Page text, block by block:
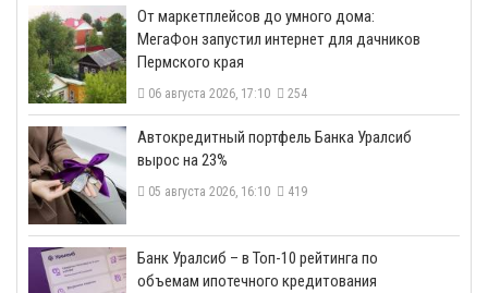
От маркетплейсов до умного дома:
МегаФон запустил интернет для дачников
Пермского края
06 августа 2026, 17:10 254
​Автокредитный портфель Банка Уралсиб
вырос на 23%
05 августа 2026, 16:10 419
​Банк Уралсиб – в Топ-10 рейтинга по
объемам ипотечного кредитования